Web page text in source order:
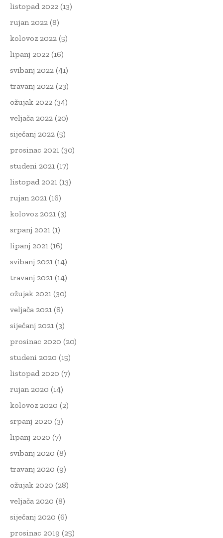
listopad 2022 (13)
rujan 2022 (8)
kolovoz 2022 (5)
lipanj 2022 (16)
svibanj 2022 (41)
travanj 2022 (23)
ožujak 2022 (34)
veljača 2022 (20)
siječanj 2022 (5)
prosinac 2021 (30)
studeni 2021 (17)
listopad 2021 (13)
rujan 2021 (16)
kolovoz 2021 (3)
srpanj 2021 (1)
lipanj 2021 (16)
svibanj 2021 (14)
travanj 2021 (14)
ožujak 2021 (30)
veljača 2021 (8)
siječanj 2021 (3)
prosinac 2020 (20)
studeni 2020 (15)
listopad 2020 (7)
rujan 2020 (14)
kolovoz 2020 (2)
srpanj 2020 (3)
lipanj 2020 (7)
svibanj 2020 (8)
travanj 2020 (9)
ožujak 2020 (28)
veljača 2020 (8)
siječanj 2020 (6)
prosinac 2019 (25)